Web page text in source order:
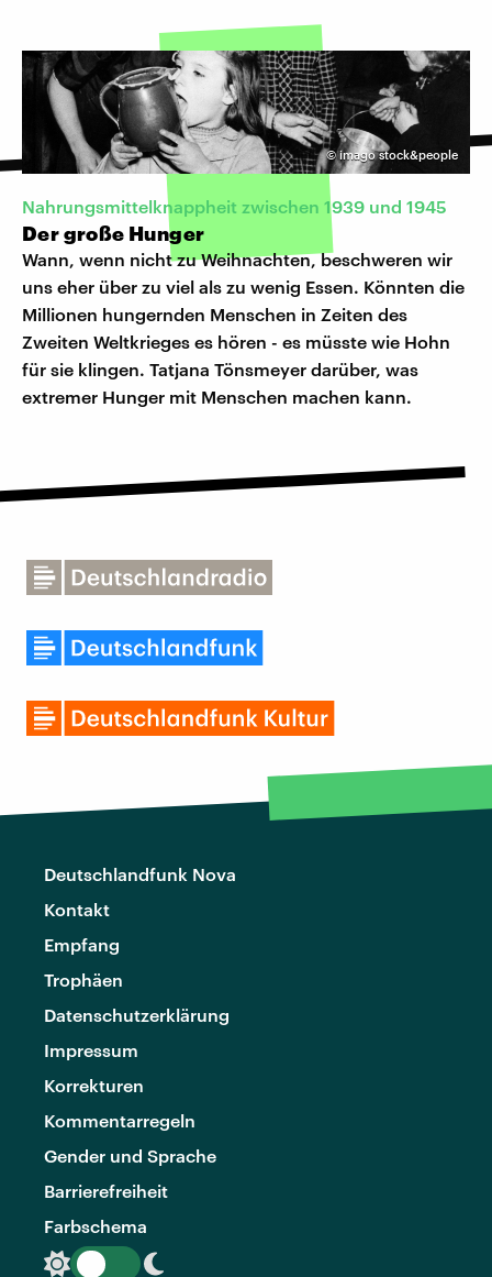
©imago stock&people
Nahrungsmittelknappheit zwischen 1939 und 1945
Der große Hunger
Wann, wenn nicht zu Weihnachten, beschweren wir
uns eher über zu viel als zu wenig Essen. Könnten die
Millionen hungernden Menschen in Zeiten des
Zweiten Weltkrieges es hören - es müsste wie Hohn
für sie klingen. Tatjana Tönsmeyer darüber, was
extremer Hunger mit Menschen machen kann.
Deutschlandfunk Nova
Kontakt
Empfang
Trophäen
Datenschutzerklärung
Impressum
Korrekturen
Kommentarregeln
Gender und Sprache
Barrierefreiheit
Farbschema